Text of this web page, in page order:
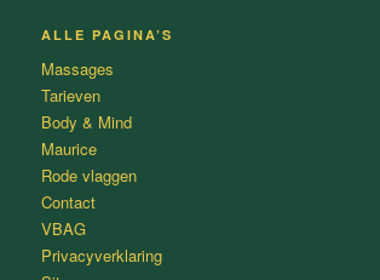
ALLE PAGINA’S
Massages
Tarieven
Body & Mind
Maurice
Rode vlaggen
Contact
VBAG
Privacyverklaring